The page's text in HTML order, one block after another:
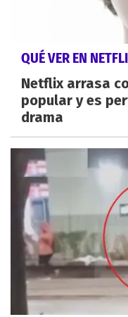
QUÉ VER EN
Netflix arrasa
popular y es
drama